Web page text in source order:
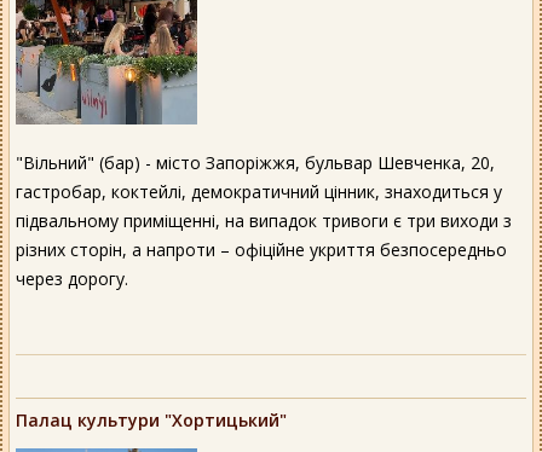
"Вільний" (бар) - місто Запоріжжя, бульвар Шевченка, 20,
гастробар, коктейлі, демократичний цінник, знаходиться у
підвальному приміщенні, на випадок тривоги є три виходи з
різних сторін, а напроти – офіційне укриття безпосередньо
через дорогу.
Палац культури "Хортицький"